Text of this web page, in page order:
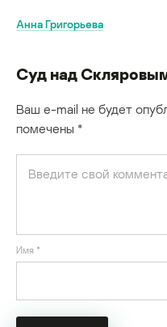
Анна Григорьева
Суд над
Ваш e-mail не будет
помечены *
Имя *